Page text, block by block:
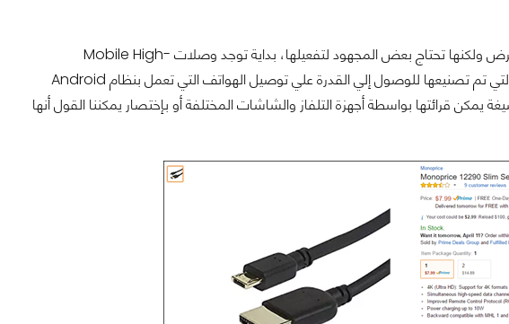
تقنيات التوصيل السلكية هي الأسرع من حيث كمية البيانات وسرعة العرض ولكنها تحتاج بعض المجهود لتفعيلها، بداية توجد وصلات Mobile High-
Definition Link أو كما تعرف بإختصار MHL وهي الوصلات القياسية التي تم تصنيعها للوصول إلي القدرة علي توصيل الهواتف التي تعمل بنظام Android
يمكن قرائتها بواسطة أجهزة التلفاز والشاشات المختلفة أو بإختصار يمكننا القول أنها